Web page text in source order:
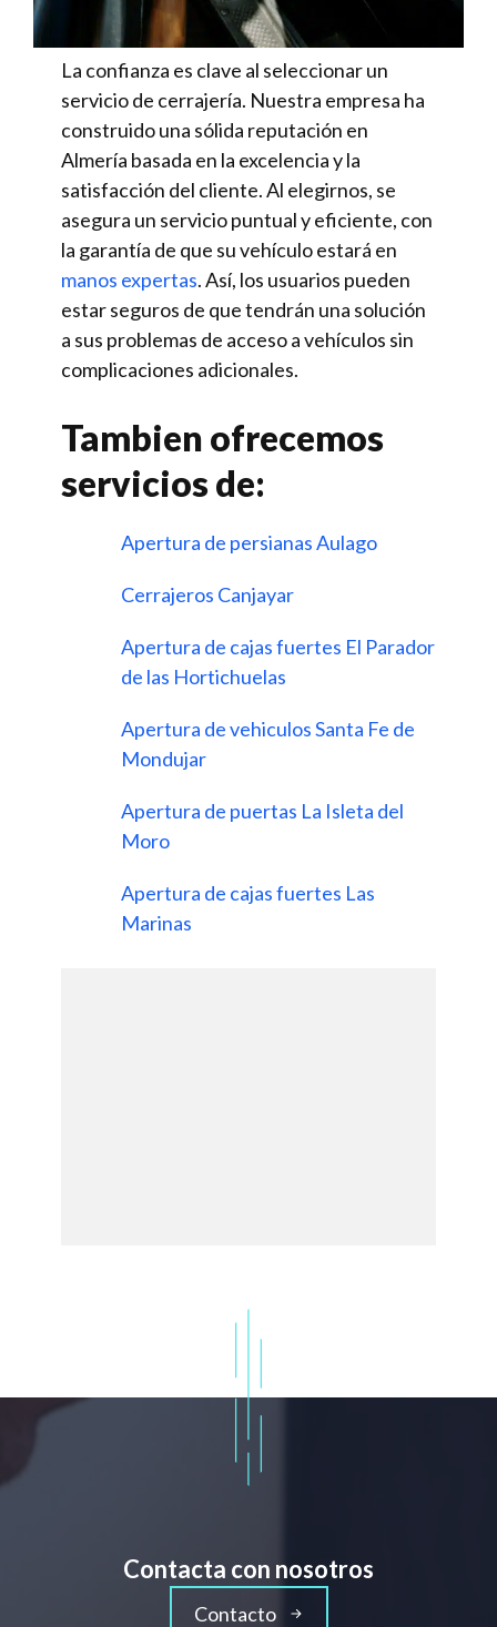
La confianza es clave al seleccionar un
servicio de cerrajería. Nuestra empresa ha
construido una sólida reputación en
Almería basada en la excelencia y la
satisfacción del cliente. Al elegirnos, se
asegura un servicio puntual y eficiente, con
la garantía de que su vehículo estará en
manos expertas. Así, los usuarios pueden
estar seguros de que tendrán una solución
a sus problemas de acceso a vehículos sin
complicaciones adicionales.
Tambien ofrecemos
servicios de:
Apertura de persianas Aulago
Cerrajeros Canjayar
Apertura de cajas fuertes El Parador
de las Hortichuelas
Apertura de vehiculos Santa Fe de
Mondujar
Apertura de puertas La Isleta del
Moro
Apertura de cajas fuertes Las
Marinas
Contacta con nosotros
Contacto